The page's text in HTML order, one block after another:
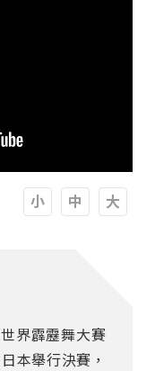
界霹靂舞大賽
本舉行決賽，